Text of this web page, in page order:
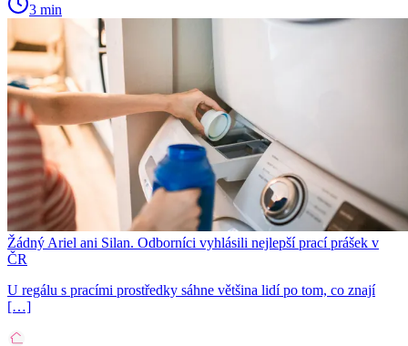
3 min
Žádný Ariel ani Silan. Odborníci vyhlásili nejlepší prací prášek v
ČR
U regálu s pracími prostředky sáhne většina lidí po tom, co znají
[…]